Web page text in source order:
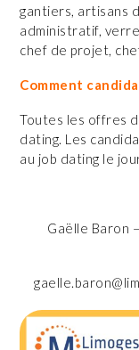
gantiers, artisans
administratif,
chef de projet,
Comment
Toutes les offres
dating. Les
au job dating le
Gaëlle Baron